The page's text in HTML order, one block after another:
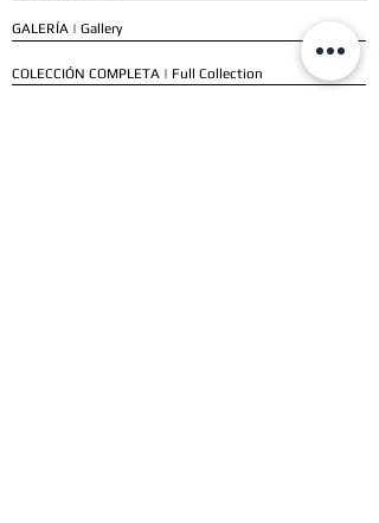
GALERÍA | Gallery
COLECCIÓN COMPLETA | Full Collection